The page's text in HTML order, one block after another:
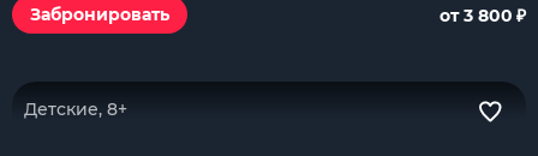
Забронировать
от 3 800 ₽
Детские, 8+